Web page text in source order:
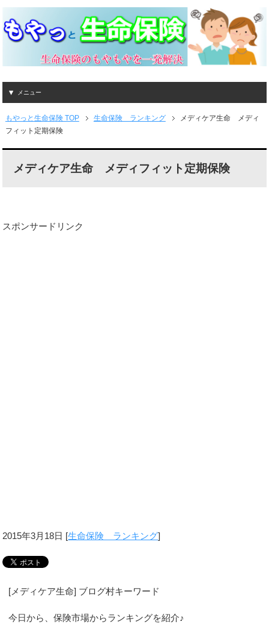
メニュー
もやっと生命保険 TOP 生命保険 ランキング
メディケア生命 メディ
フィット定期保険
メディケア生命 メディフィット定期保険
スポンサードリンク
2015年3月18日 [生命保険 ランキング]
[メディケア生命] ブログ村キーワード
今日から、保険市場からランキングを紹介♪